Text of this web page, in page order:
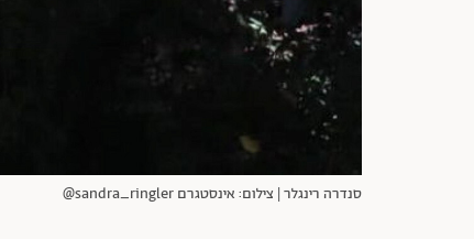
סנדרה רינגלר | צילום: אינסטגרם sandra_ringler@